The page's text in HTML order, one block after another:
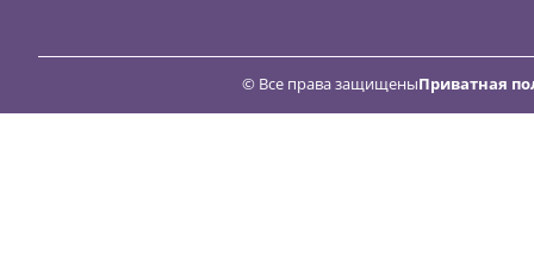
© Все права защищеныПриватная